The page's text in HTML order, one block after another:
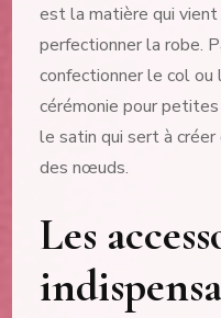
est la matière qui
perfectionner la robe.
confectionner le col ou
cérémonie pour
le satin qui sert à
des nœuds.
Les